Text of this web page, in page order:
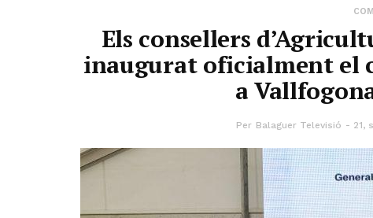
Els consellers
inaugurat oficialment el
a
Per Balaguer Televisió 21,